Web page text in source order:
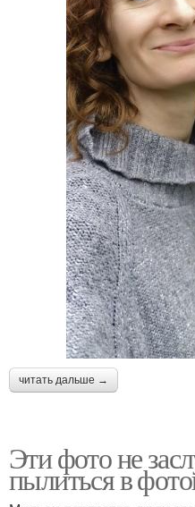
читать дальше →
Эти фото не
пылиться в